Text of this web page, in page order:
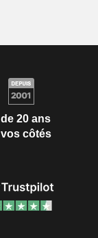
20 ans
côtés